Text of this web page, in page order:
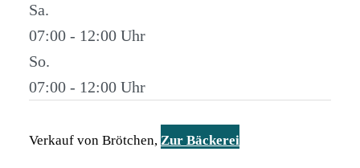
Sa.
07:00 - 12:00
So.
07:00 - 12:00
Verkauf von Brötchen, Zur Bäckerei